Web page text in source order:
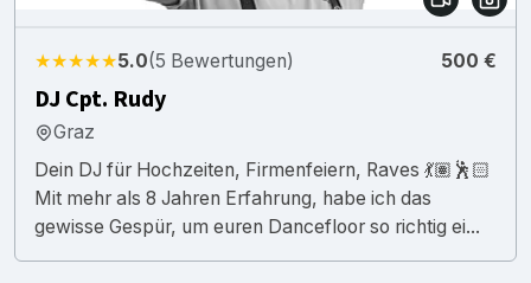
★★★★★5.0(5 Bewertungen) 500 €
DJ Cpt. Rudy
Graz
Dein DJ für Hochzeiten, Firmenfeiern, Raves 💃🏽🕺🏻
Mit mehr als 8 Jahren Erfahrung, habe ich das
gewisse Gespür, um euren Dancefloor so richtig ei...